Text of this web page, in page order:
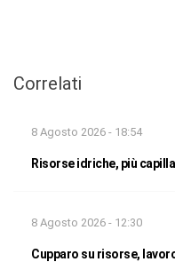
Correlati
8 Agosto 2026 - 18:54
Risorse idriche, più
8 Agosto 2026 - 12:30
Cupparo su risorse,